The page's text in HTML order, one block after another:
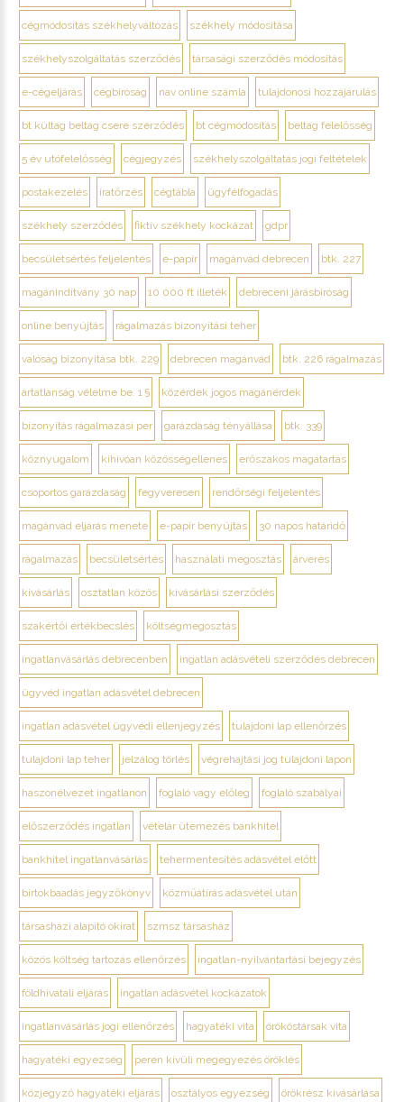
cégmódosítás székhelyváltozás székhely módosítása
székhelyszolgáltatás szerződés társasági szerződés módosítás
e-cégeljárás cégbíróság nav online számla tulajdonosi hozzájárulás
bt kültag beltag csere szerződés bt cégmódosítás beltag felelősség
5 év utófelelősség cégjegyzés székhelyszolgáltatás jogi feltételek
postakezelés iratőrzés cégtábla ügyfélfogadás
székhely szerződés fiktív székhely kockázat gdpr
becsületsértés feljelentés e-papír magánvád debrecen btk. 227
magánindítvány 30 nap 10 000 ft illeték debreceni járásbíróság
online benyújtás rágalmazás bizonyítási teher
valóság bizonyítása btk. 229 debrecen magánvád btk. 226 rágalmazás
ártatlanság vélelme be. 1 § közérdek jogos magánérdek
bizonyítás rágalmazási per garázdaság tényállása btk. 339
köznyugalom kihívóan közösségellenes erőszakos magatartás
csoportos garázdaság fegyveresen rendőrségi feljelentés
magánvád eljárás menete e-papír benyújtás 30 napos határidő
rágalmazás becsületsértés használati megosztás árverés
kivásárlás osztatlan közös kivásárlási szerződés
szakértői értékbecslés költségmegosztás
ingatlanvásárlás debrecenben ingatlan adásvételi szerződés debrecen
ügyvéd ingatlan adásvétel debrecen
ingatlan adásvétel ügyvédi ellenjegyzés tulajdoni lap ellenőrzés
tulajdoni lap teher jelzálog törlés végrehajtási jog tulajdoni lapon
haszonélvezet ingatlanon foglaló vagy előleg foglaló szabályai
előszerződés ingatlan vételár ütemezés bankhitel
bankhitel ingatlanvásárlás tehermentesítés adásvétel előtt
birtokbaadás jegyzőkönyv közműátírás adásvétel után
társasházi alapító okirat szmsz társasház
közös költség tartozás ellenőrzés ingatlan-nyilvántartási bejegyzés
földhivatali eljárás ingatlan adásvétel kockázatok
ingatlanvásárlás jogi ellenőrzés hagyatéki vita örököstársak vita
hagyatéki egyezség peren kívüli megegyezés öröklés
közjegyző hagyatéki eljárás osztályos egyezség örökrész kivásárlása